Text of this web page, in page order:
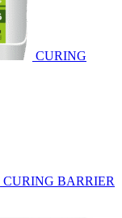
CURING
CURING BARRIER